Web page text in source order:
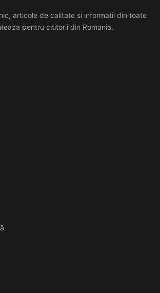
articole de calitate si informatii din toate
pentru cititorii din Romania.